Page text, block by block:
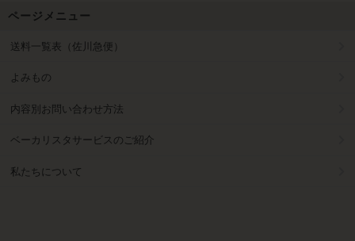
ページメニュー
送料一覧表（佐川急便）
よみもの
内容別お問い合わせ方法
ベーカリスタサービスのご紹介
私たちについて